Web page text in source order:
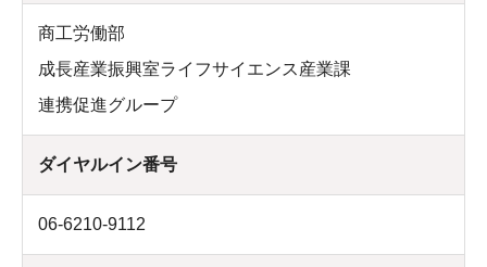
商工労働部
成長産業振興室ライフサイエンス産業課
連携促進グループ
ダイヤルイン番号
06-6210-9112